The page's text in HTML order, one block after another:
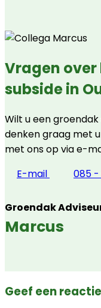
Vragen
subside in
Wilt u een
denken graag met
met ons op via e-
E-mail
085 -
Groendak
Marcus
Geef een reactie